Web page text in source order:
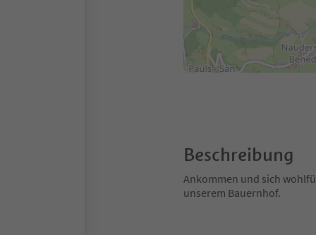
Beschreibung
Ankommen und sich
unserem Bauernhof.